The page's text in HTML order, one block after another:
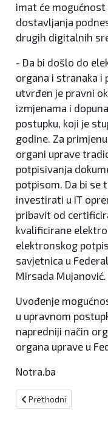
imat će
dostavljanja
drugih digitalnih
- Da bi došlo do
organa i stranaka i
utvrđen je pravni
izmjenama i
postupku, koji je
godine. Za
organi uprave
potpisivanja
potpisom. Da bi se
investirati u IT
pribavit od
kvalificirane
elektronskog
savjetnica u
Mirsada Mujanović.
Uvođenje
u upravnom
napredniji način
organa uprave u
Notra.ba
Prethodni članak:
Prethodni